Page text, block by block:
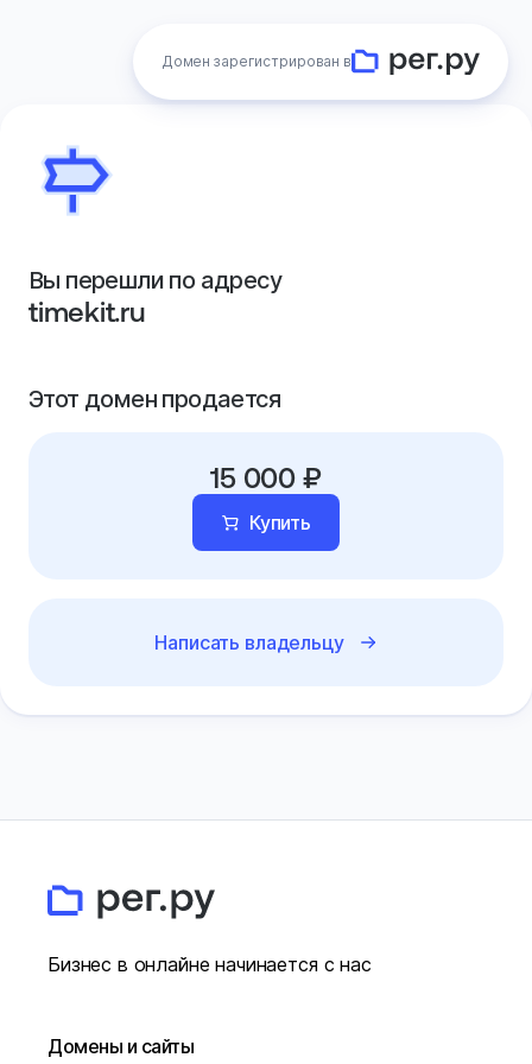
Домен зарегистрирован в
Вы перешли по адресу
timekit.ru
Этот домен продается
15 000 ₽
Купить
Написать владельцу
Бизнес в онлайне начинается с нас
Домены и сайты